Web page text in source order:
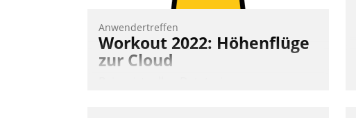
Anwendertreffen
Workout 2022: Höhenflüge
zur Cloud